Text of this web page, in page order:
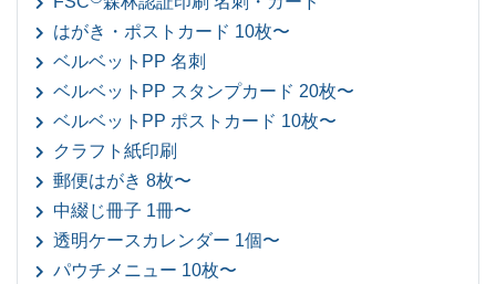
はがき・ポストカード 10枚〜
ベルベットPP 名刺
ベルベットPP スタンプカード 20枚〜
ベルベットPP ポストカード 10枚〜
クラフト紙印刷
郵便はがき 8枚〜
中綴じ冊子 1冊〜
透明ケースカレンダー 1個〜
パウチメニュー 10枚〜